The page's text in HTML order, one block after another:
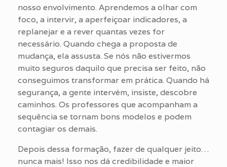
nosso envolvimento. Aprendemos a olhar com
foco, a intervir, a aperfeiçoar indicadores, a
replanejar e a rever quantas vezes for
necessário. Quando chega a proposta de
mudança, ela assusta. Se nós não estivermos
muito seguros daquilo que precisa ser feito, não
conseguimos transformar em prática. Quando há
segurança, a gente intervém, insiste, descobre
caminhos. Os professores que acompanham a
sequência se tornam bons modelos e podem
contagiar os demais.
Depois dessa formação, fazer de qualquer jeito…
nunca mais! Isso nos dá credibilidade e maior